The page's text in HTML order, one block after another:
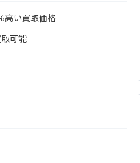
高い買取価格
可能